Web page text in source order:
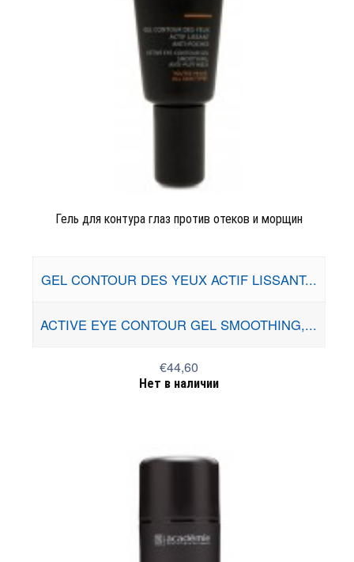
Гель для контура глаз против отеков и морщин
GEL CONTOUR DES YEUX ACTIF LISSANT...
ACTIVE EYE CONTOUR GEL SMOOTHING,...
€44,60
Нет в наличии